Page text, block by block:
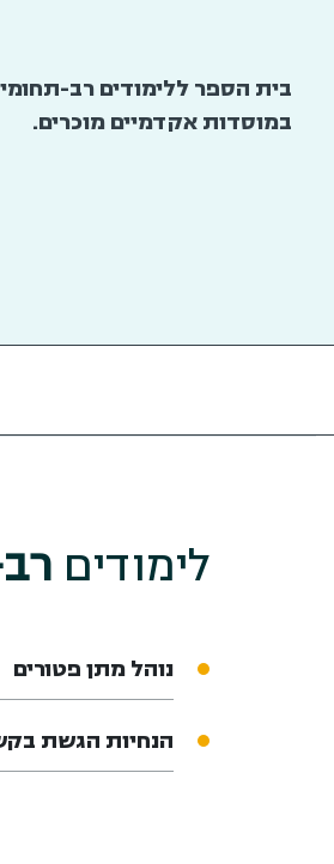
בית הספר ללימודים רב-
במוסדות אקדמיים מוכרים.
לימודים
נוהל מתן פטורים
הנחיות הגשת